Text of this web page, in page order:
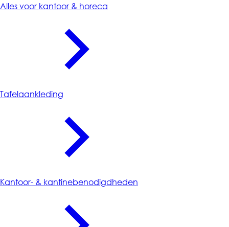
Alles voor kantoor & horeca
Tafelaankleding
Kantoor- & kantinebenodigdheden